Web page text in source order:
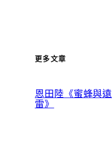
更多文章
恩田陸《蜜蜂與遠
雷》